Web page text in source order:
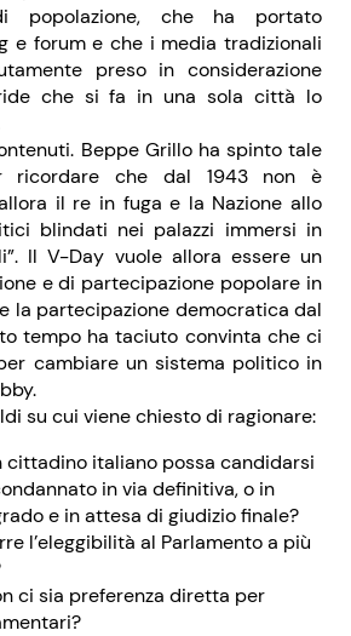
popolazione, che ha portato
e forum e che i media tradizionali
preso in considerazione
che si fa in una sola città lo
Beppe Grillo ha spinto tale
ricordare che dal 1943 non è
il re in fuga e la Nazione allo
blindati nei palazzi immersi in
Il V-Day vuole allora essere un
e di partecipazione popolare in
la partecipazione democratica dal
tempo ha taciuto convinta che ci
cambiare un sistema politico in
su cui viene chiesto di ragionare:
cittadino italiano possa candidarsi
in via definitiva, o in
e in attesa di giudizio finale?
l’eleggibilità al Parlamento a più
ci sia preferenza diretta per